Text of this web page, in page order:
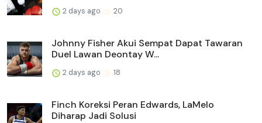
2 days ago 20
Johnny Fisher Akui Sempat Dapat Tawaran
Duel Lawan Deontay W...
2 days ago 18
Finch Koreksi Peran Edwards, LaMelo
Diharap Jadi Solusi